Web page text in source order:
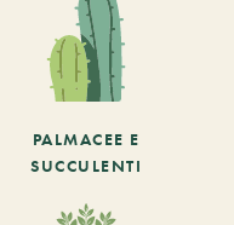
PALMACEE E
SUCCULENTI